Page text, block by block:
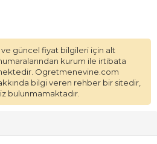
ve güncel fiyat bilgileri için alt
kurum ile irtibata
Ogretmenevine.com
bilgi veren rehber bir sitedir,
bulunmamaktadır.